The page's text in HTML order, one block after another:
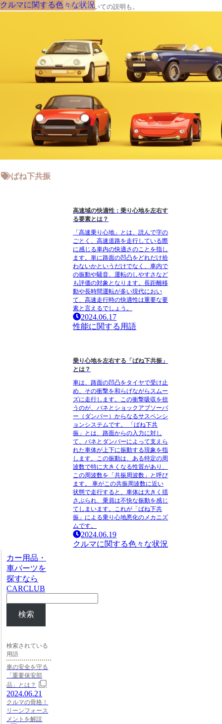
クルマの大辞典、購入･売却についての説明も。
ばね下共振
性能に関する用語
高速域の快適性：乗り心地を左右す
る要素とは？
「高速乗り心地」とは、読んで字の
ごとく、高速道路を走行している際
に感じる車内の快適さのことを指し
ます。単に路面の凹凸をどれだけ拾
わないかというだけでなく、車内で
の振動や騒音、運転のしやすさなど
も評価の対象となります。長距離移
動や長時間運転が多い現代におい
て、高速走行時の快適性は重要な要
素と言えるでしょう。
2024.06.17
性能に関する用語
クルマに関する色々な状況
乗り心地を左右する「ばね下共振」
とは？
車は、路面の凹凸をタイヤで受け止
め、その衝撃を和らげながらスムー
ズに走行します。この衝撃吸収を担
うのが、バネとショックアブソーバ
ー（ダンパー）からなるサスペンシ
ョンシステムです。 「ばね下共
振」とは、路面からの入力に対し
て、バネとダンパーによって支えら
れた車体が上下に振動する現象を指
します。この振動は、ある特定の周
波数で特に大きくなる性質があり、
この周波数を「共振周波数」と呼び
ます。 車がこの共振周波数に近い
状態で走行すると、車体は大きく揺
さぶられ、乗員は不快な振動を感じ
てしまいます。これが「ばね下共
振」による乗り心地悪化のメカニズ
ムです。
2024.06.19
クルマに関する色々な状況
カー用品・
車パーツを
探すなら
CARCLUB
検索
検索されている
用語
車の安全を守る
「重要保安部
品」とは？
2024.06.21
クルマの骨格！
リーンフォース
メントを解説